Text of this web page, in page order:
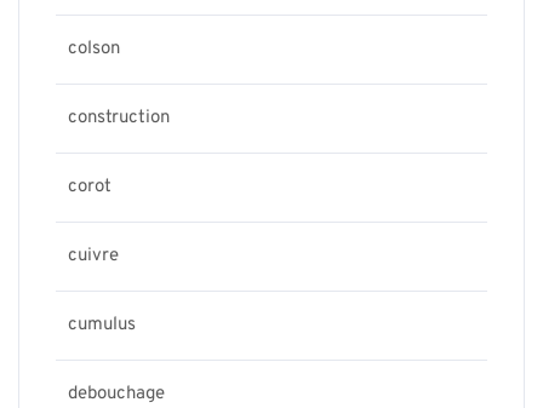
colson
construction
corot
cuivre
cumulus
debouchage